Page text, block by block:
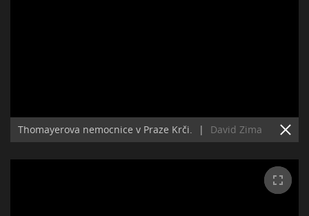
Thomayerova nemocnice v Praze Krči. | David Zima